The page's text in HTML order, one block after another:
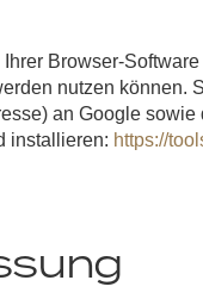
Browser-
nutzen
an Google
installieren: https://